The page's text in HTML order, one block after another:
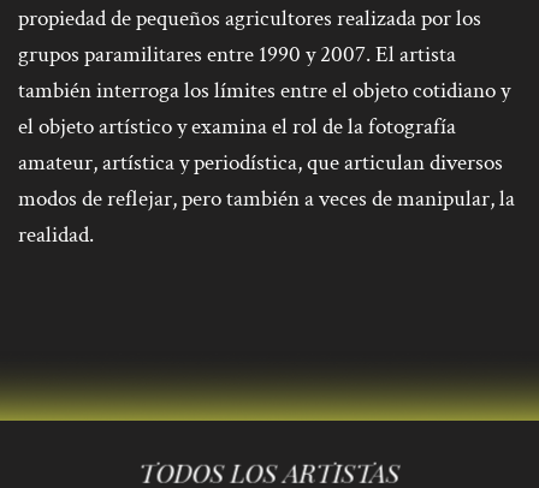
propiedad de pequeños agricultores realizada por los
grupos paramilitares entre 1990 y 2007. El artista
también interroga los límites entre el objeto cotidiano y
el objeto artístico y examina el rol de la fotografía
amateur, artística y periodística, que articulan diversos
modos de reflejar, pero también a veces de manipular, la
realidad.
TODOS LOS ARTISTAS